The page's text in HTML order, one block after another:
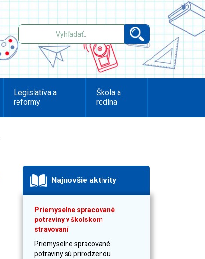
Legislatíva a
reformy
Škola a
rodina
Najnovšie aktivity
Priemyselne spracované
potraviny v školskom
stravovaní
Priemyselne spracované
potraviny sú prirodzenou